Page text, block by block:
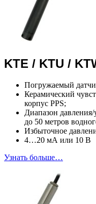
KTE / KTU /
Погружаемый
Керамический
корпус PPS;
Диапазон
до 50 метров
Избыточное
4…20 мА или 10 В
Узнать больше…